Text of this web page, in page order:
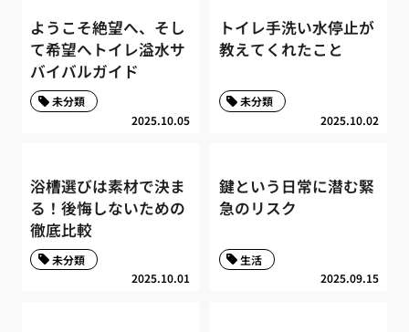
ようこそ絶望へ、そし
て希望へトイレ溢水サ
バイバルガイド
2025.10.05
未分類
トイレ手洗い水停止が
教えてくれたこと
2025.10.02
未分類
浴槽選びは素材で決ま
る！後悔しないための
徹底比較
2025.10.01
未分類
鍵という日常に潜む緊
急のリスク
2025.09.15
生活